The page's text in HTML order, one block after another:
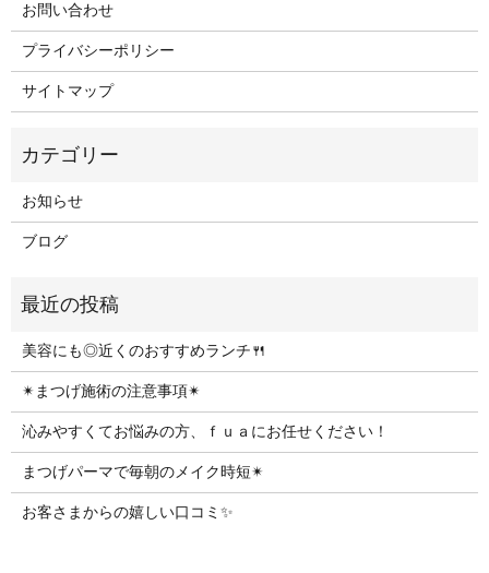
お問い合わせ
プライバシーポリシー
サイトマップ
お知らせ
ブログ
美容にも◎近くのおすすめランチ🍴
✴︎まつげ施術の注意事項✴︎
沁みやすくてお悩みの方、ｆｕａにお任せください！
まつげパーマで毎朝のメイク時短✴︎
お客さまからの嬉しい口コミ✨